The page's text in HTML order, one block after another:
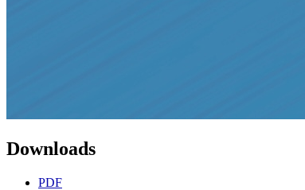
Downloads
PDF